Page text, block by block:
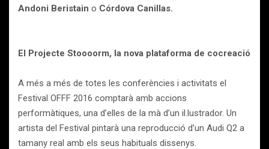
Andoni Beristain o Córdova Canillas.
El Projecte Stoooorm, la nova plataforma de cocreació
A més a més de totes les conferències i activitats el
Festival OFFF 2016 comptarà amb accions
performàtiques, una d’elles de la mà d’un il.lustrador. Un
artista del Festival pintarà una reproducció d’un Audi Q2 a
tamany real amb els seus habituals dissenys.